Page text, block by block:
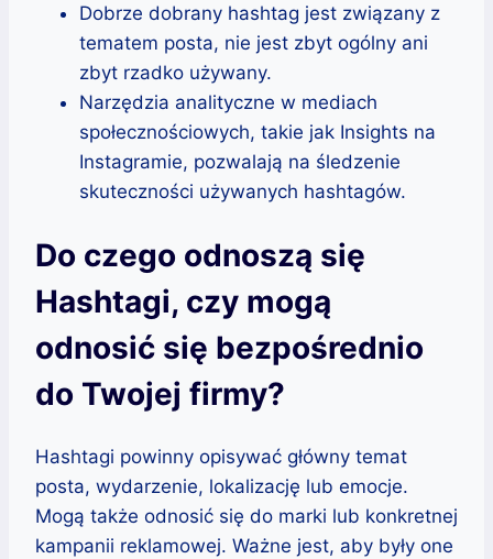
Dobrze dobrany hashtag jest związany z
tematem posta, nie jest zbyt ogólny ani
zbyt rzadko używany.
Narzędzia analityczne w mediach
społecznościowych, takie jak Insights na
Instagramie, pozwalają na śledzenie
skuteczności używanych hashtagów.
Do czego odnoszą się
Hashtagi, czy mogą
odnosić się bezpośrednio
do Twojej firmy?
Hashtagi powinny opisywać główny temat
posta, wydarzenie, lokalizację lub emocje.
Mogą także odnosić się do marki lub konkretnej
kampanii reklamowej. Ważne jest, aby były one